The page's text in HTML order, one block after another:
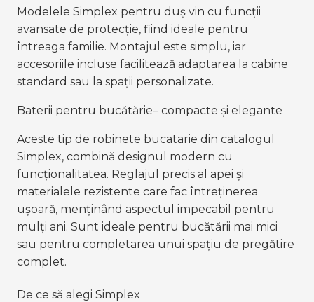
Modelele Simplex pentru duș vin cu funcții
avansate de protecție, fiind ideale pentru
întreaga familie. Montajul este simplu, iar
accesoriile incluse facilitează adaptarea la cabine
standard sau la spații personalizate.
Baterii pentru bucătărie– compacte și elegante
Aceste tip de robinete bucatarie din catalogul
Simplex, combină designul modern cu
funcționalitatea. Reglajul precis al apei și
materialele rezistente care fac întreținerea
ușoară, menținând aspectul impecabil pentru
mulți ani. Sunt ideale pentru bucătării mai mici
sau pentru completarea unui spațiu de pregătire
complet.
De ce să alegi Simplex